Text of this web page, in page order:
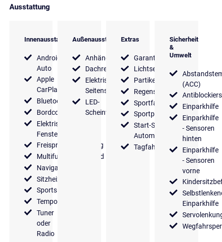
Ausstattung
Innenausstattung
Android
Auto
Apple
CarPlay
Bluetooth
Bordcomputer
Elektrische
Fensterheber
Freisprecheinrichtung
Multifunktionslenkrad
Navigationssystem
Sitzheizung
Sportsitze
Tempomat
Tuner
oder
Radio
Außenausstattung
Anhängerkupplung
Dachreling
Elektrische
Seitenspiegel
LED-
Scheinwerfer
Extras
Garantie
Lichtsensor
Partikelfilter
Regensensor
Sportfahrwerk
Sportpaket
Start-Stop
Automatik
Tagfahrlicht
Sicherheit
&
Umwelt
(ACC)
Einparkhilfe
Einparkhilfe
- Sensoren
hinten
Einparkhilfe
- Sensoren
vorne
Einparkhilfe